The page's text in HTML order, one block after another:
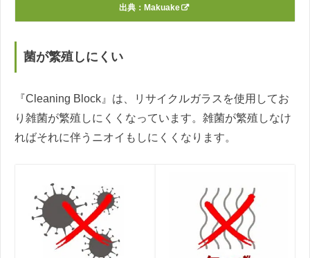
出典： Makuake
菌が繁殖しにくい
『Cleaning Block』は、リサイクルガラスを使用してお
り雑菌が繁殖しにくくなっています。雑菌が繁殖しなけ
ればそれに伴うニオイもしにくくなります。